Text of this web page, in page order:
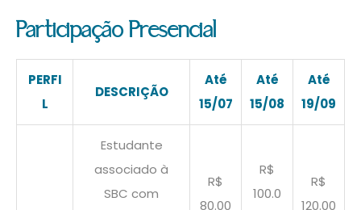
Participação Presencial
PERFI
L
DESCRIÇÃO
Até
15/07
Até
15/08
Até
19/09
Estudante
associado à
SBC com
R$
80.00
R$
100.0
R$
120.00